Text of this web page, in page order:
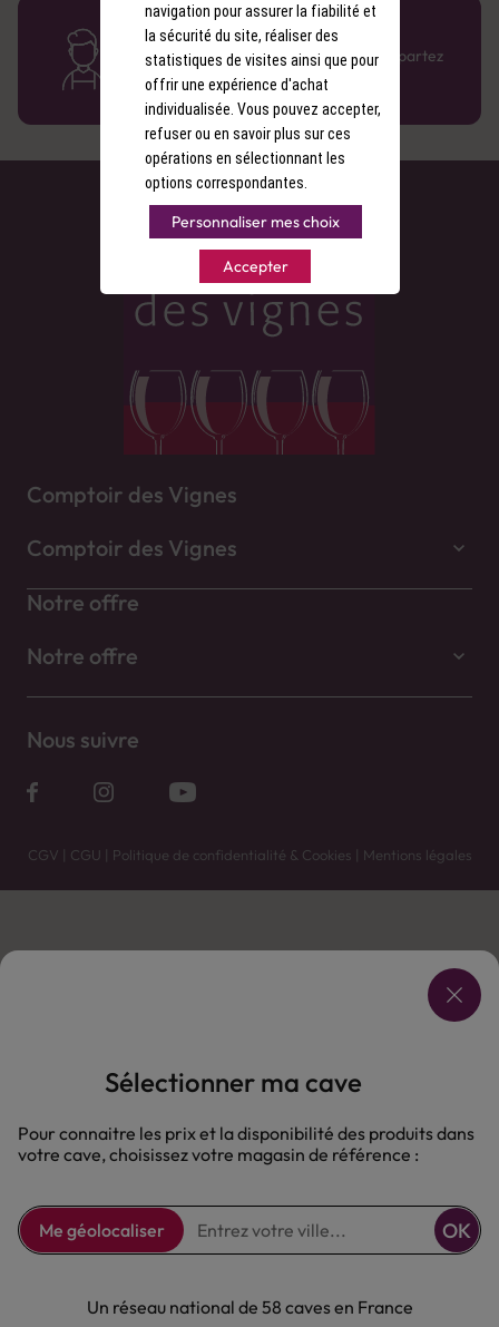
Des cavistes à votre écoute
Bénéficiez de conseils sur-mesure et repartez
avec le sourire :)
Comptoir des Vignes
Comptoir des Vignes
Notre offre
Notre offre
Nous suivre
CGV | CGU | Politique de confidentialité & Cookies | Mentions légales
Vente uniquement en caves. Contactez votre caviste pour plus de renseignements.
L'ABUS D'ALCOOL EST DANGEREUX POUR LA SANTÉ, À CONSOMMER AVEC MODÉRATION.
Sélectionner ma cave
Pour connaitre les prix et la disponibilité des produits dans
votre cave, choisissez votre magasin de référence :
Me géolocaliser OK
Un réseau national de 58 caves en France
navigation pour assurer la fiabilité et
la sécurité du site, réaliser des
statistiques de visites ainsi que pour
offrir une expérience d'achat
individualisée. Vous pouvez accepter,
refuser ou en savoir plus sur ces
opérations en sélectionnant les
options correspondantes.
Personnaliser mes choix
Accepter